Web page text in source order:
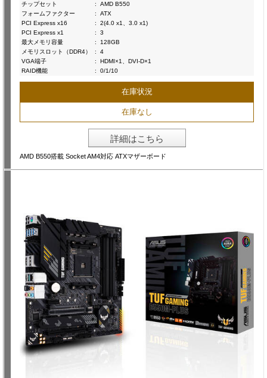
チップセット
:
AMD B550
フォームファクター
:
ATX
PCI Express x16
:
2(4.0 x1、3.0 x1)
PCI Express x1
:
3
最大メモリ容量
:
128GB
メモリスロット（DDR4）
:
4
VGA端子
:
HDMI×1、DVI-D×1
RAID機能
: 0/1/10
在庫状況
在庫なし
詳細はこちら
AMD B550搭載 Socket AM4対応 ATXマザーボード